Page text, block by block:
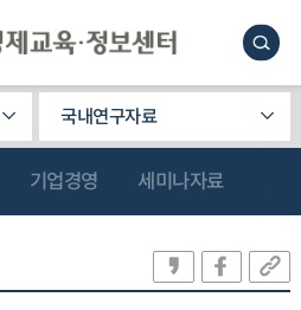
국내연구자료
기업경영 세미나자료